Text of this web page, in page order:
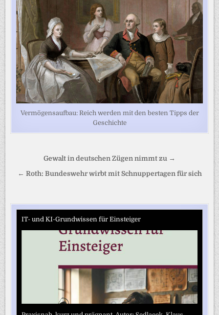
Vermögensaufbau: Reich werden mit den besten Tipps der
Geschichte
Beitragsnavigation
Gewalt in deutschen Zügen nimmt zu →
← Roth: Bundeswehr wirbt mit Schnuppertagen für sich
IT- und KI-Grundwissen für Einsteiger